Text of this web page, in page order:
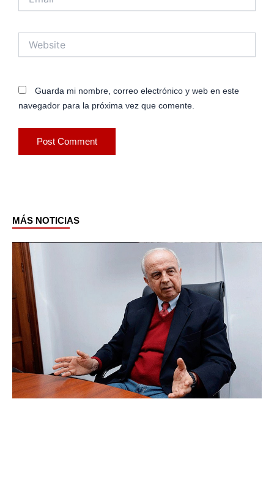
Guarda mi nombre, correo electrónico y web en este
navegador para la próxima vez que comente.
MÁS NOTICIAS
PagePagePage